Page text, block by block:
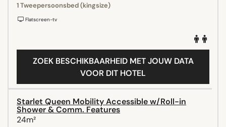
1 Tweepersoonsbed (kingsize)
Flatscreen-tv
ZOEK BESCHIKBAARHEID MET JOUW DATA
VOOR DIT HOTEL
Starlet Queen Mobility Accessible w/Roll-in
Shower & Comm. Features
24m²